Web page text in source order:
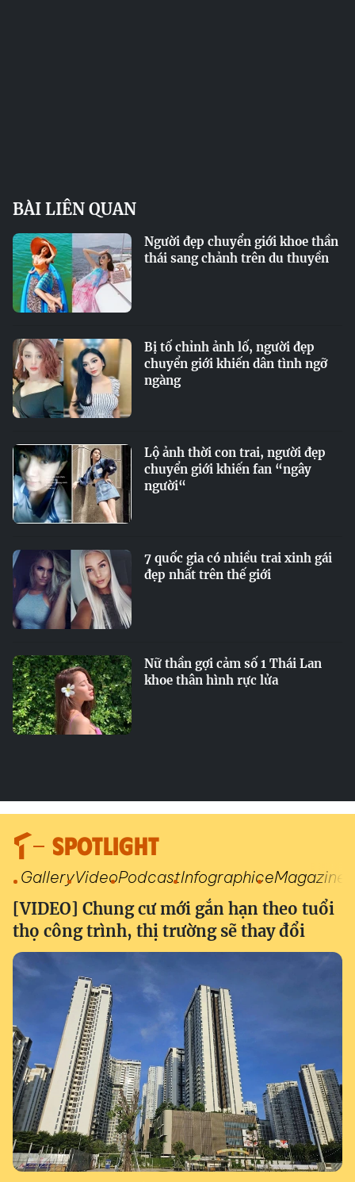
BÀI LIÊN QUAN
Người đẹp chuyển giới khoe thần
thái sang chảnh trên du thuyền
Bị tố chỉnh ảnh lố, người đẹp
chuyển giới khiến dân tình ngỡ
ngàng
Lộ ảnh thời con trai, người đẹp
chuyển giới khiến fan “ngây
người“
7 quốc gia có nhiều trai xinh gái
đẹp nhất trên thế giới
Nữ thần gợi cảm số 1 Thái Lan
khoe thân hình rực lửa
SPOTLIGHT
GalleryVideoPodcastInfographiceMagazine
[VIDEO] Chung cư mới gắn hạn theo tuổi
thọ công trình, thị trường sẽ thay đổi